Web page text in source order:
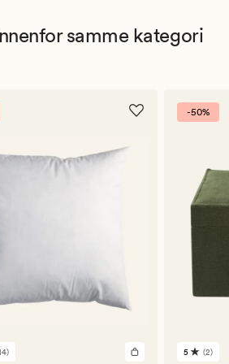
samme kategori
-50%
2
5 (2)